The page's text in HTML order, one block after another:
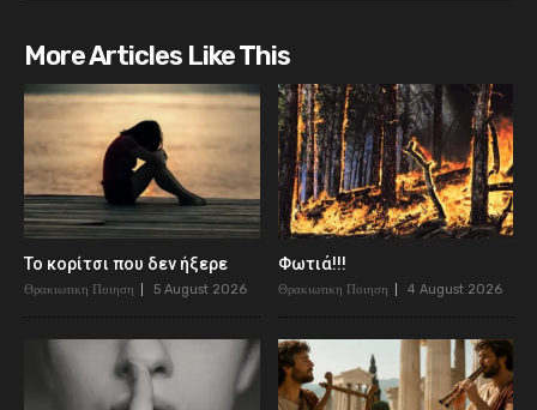
More Articles Like This
Το κορίτσι που δεν ήξερε
Θρακιωτικη Ποιηση 5 August 2026
Φωτιά!!!
Θρακιωτικη Ποιηση 4 August 2026